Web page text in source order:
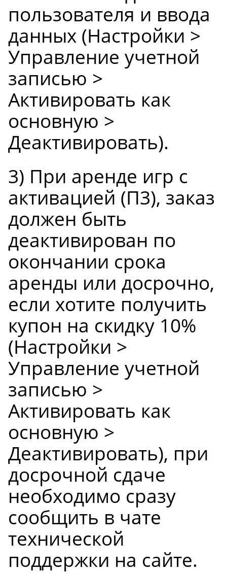
пользователя и ввода
данных (Настройки >
Управление учетной
записью >
Активировать как
основную >
Деактивировать).
3) При аренде игр с
активацией (П3), заказ
должен быть
деактивирован по
окончании срока
аренды или досрочно,
если хотите получить
купон на скидку 10%
(Настройки >
Управление учетной
записью >
Активировать как
основную >
Деактивировать), при
досрочной сдаче
необходимо сразу
сообщить в чате
технической
поддержки на сайте.